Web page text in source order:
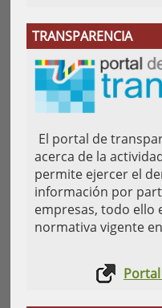
TRANSPARENCIA
El portal de
acerca de la
permite ejercer el
información por
empresas, todo ello
normativa vigente